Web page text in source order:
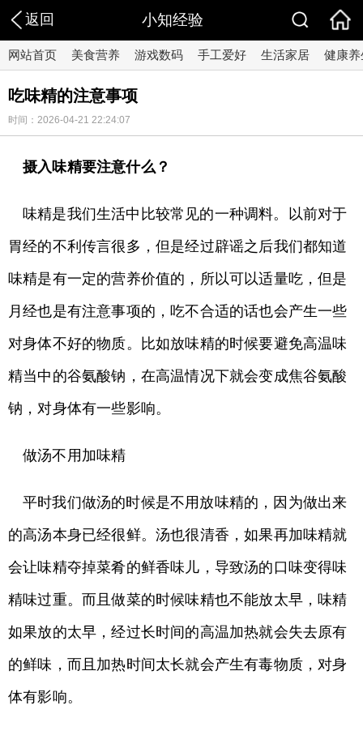
返回 小知经验
网站首页 美食营养 游戏数码 手工爱好 生活家居 健康养
吃味精的注意事项
时间：2026-04-21 22:24:07
摄入味精要注意什么？
味精是我们生活中比较常见的一种调料。以前对于
胃经的不利传言很多，但是经过辟谣之后我们都知道
味精是有一定的营养价值的，所以可以适量吃，但是
月经也是有注意事项的，吃不合适的话也会产生一些
对身体不好的物质。比如放味精的时候要避免高温味
精当中的谷氨酸钠，在高温情况下就会变成焦谷氨酸
钠，对身体有一些影响。
做汤不用加味精
平时我们做汤的时候是不用放味精的，因为做出来
的高汤本身已经很鲜。汤也很清香，如果再加味精就
会让味精夺掉菜肴的鲜香味儿，导致汤的口味变得味
精味过重。而且做菜的时候味精也不能放太早，味精
如果放的太早，经过长时间的高温加热就会失去原有
的鲜味，而且加热时间太长就会产生有毒物质，对身
体有影响。